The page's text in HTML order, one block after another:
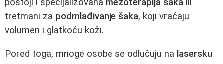
postoji i specijalizovana mezoterapija šaka ili
tretmani za podmlađivanje šaka, koji vraćaju
volumen i glatkoću koži.
Pored toga, mnoge osobe se odlučuju na lasersku